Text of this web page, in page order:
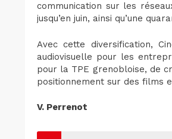
communication sur les
jusqu’en juin, ainsi qu’une
Avec cette diversification,
audiovisuelle pour les
pour la TPE grenobloise, de
positionnement sur des films
V. Perrenot